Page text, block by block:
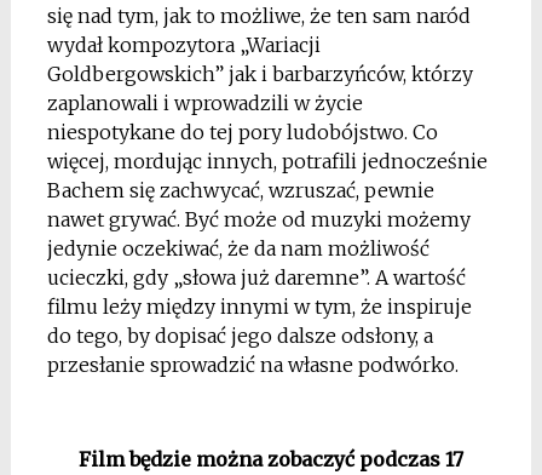
się nad tym, jak to możliwe, że ten sam naród
wydał kompozytora „Wariacji
Goldbergowskich” jak i barbarzyńców, którzy
zaplanowali i wprowadzili w życie
niespotykane do tej pory ludobójstwo. Co
więcej, mordując innych, potrafili jednocześnie
Bachem się zachwycać, wzruszać, pewnie
nawet grywać. Być może od muzyki możemy
jedynie oczekiwać, że da nam możliwość
ucieczki, gdy „słowa już daremne”. A wartość
filmu leży między innymi w tym, że inspiruje
do tego, by dopisać jego dalsze odsłony, a
przesłanie sprowadzić na własne podwórko.
Film będzie można zobaczyć podczas 17